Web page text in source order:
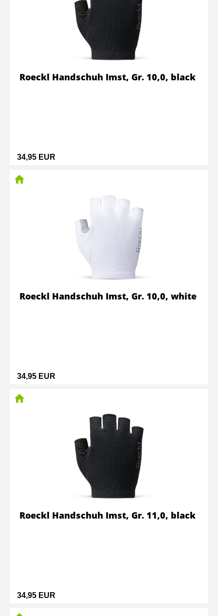
34,95 EUR
Roeckl Handschuh Imst, Gr. 10,0, black
34,95 EUR
Roeckl Handschuh Imst, Gr. 10,0, white
34,95 EUR
Roeckl Handschuh Imst, Gr. 11,0, black